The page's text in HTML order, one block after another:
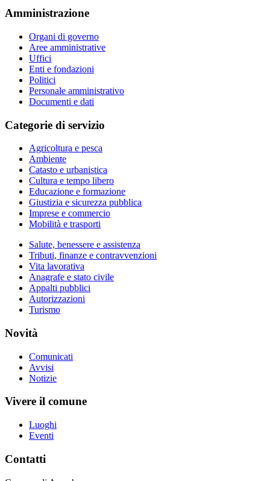
Amministrazione
Organi di governo
Aree amministrative
Uffici
Enti e fondazioni
Politici
Personale amministrativo
Documenti e dati
Categorie di servizio
Agricoltura e pesca
Ambiente
Catasto e urbanistica
Cultura e tempo libero
Educazione e formazione
Giustizia e sicurezza pubblica
Imprese e commercio
Mobilità e trasporti
Salute, benessere e assistenza
Tributi, finanze e contravvenzioni
Vita lavorativa
Anagrafe e stato civile
Appalti pubblici
Autorizzazioni
Turismo
Novità
Comunicati
Avvisi
Notizie
Vivere il comune
Luoghi
Eventi
Contatti